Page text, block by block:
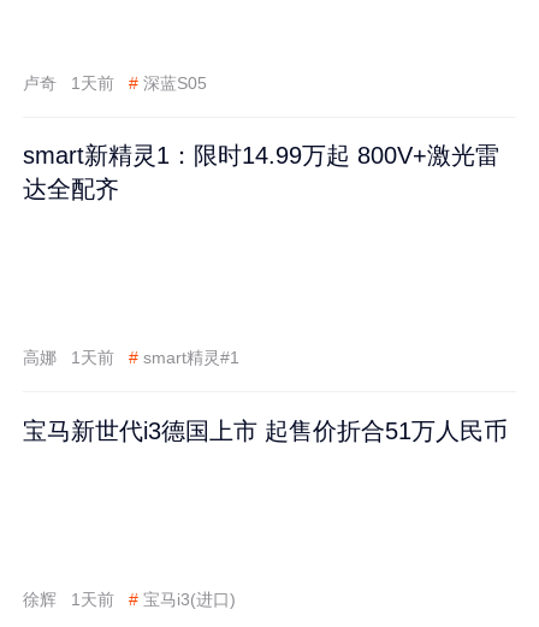
卢奇 1天前 # 深蓝S05
smart新精灵1：限时14.99万起 800V+激光雷
达全配齐
高娜 1天前 # smart精灵#1
宝马新世代i3德国上市 起售价折合51万人民币
徐辉 1天前 # 宝马i3(进口)